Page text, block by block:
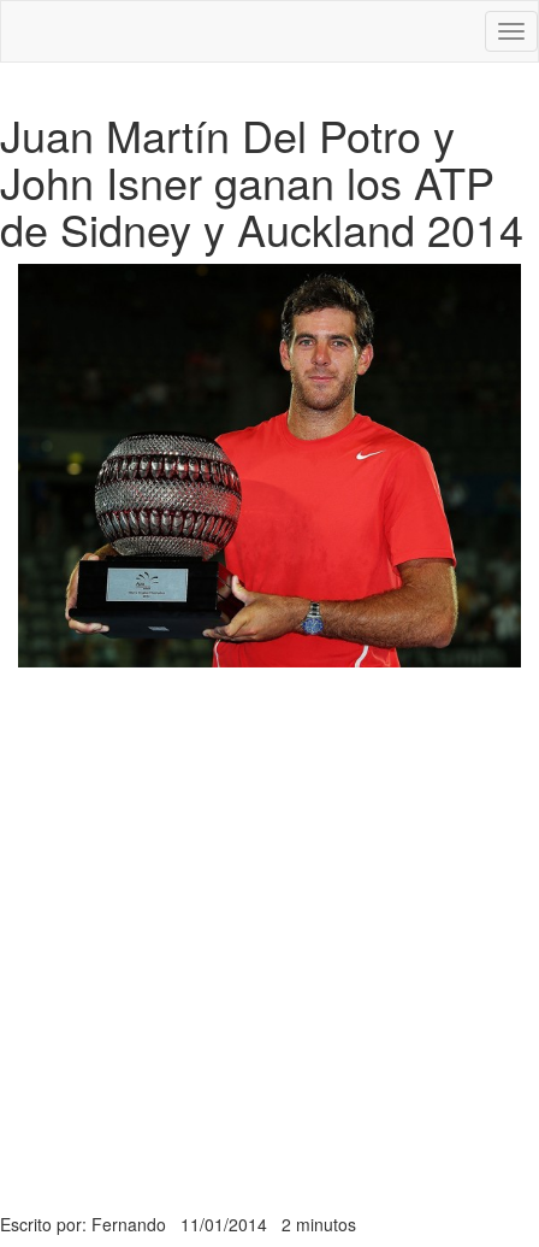
Juan Martín Del Potro y
John Isner ganan los ATP
de Sidney y Auckland 2014
Escrito por: Fernando 11/01/2014 2 minutos